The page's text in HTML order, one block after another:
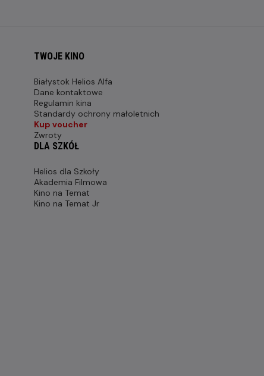
TWOJE KINO
Białystok Helios Alfa
Dane kontaktowe
Regulamin kina
Standardy ochrony małoletnich
Kup voucher
Zwroty
DLA SZKÓŁ
Helios dla Szkoły
Akademia Filmowa
Kino na Temat
Kino na Temat Jr